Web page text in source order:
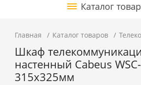
Каталог
Главная Каталог товаров
Шкаф
настенный Cabeus
315x325мм